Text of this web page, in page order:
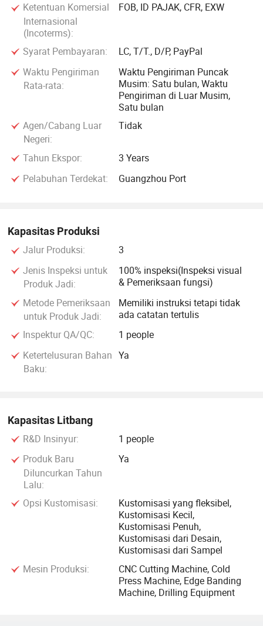
Ketentuan Komersial
Internasional
(Incoterms):
FOB, ID PAJAK, CFR, EXW
Syarat Pembayaran:
LC, T/T., D/P, PayPal
Waktu Pengiriman
Rata-rata:
Waktu Pengiriman Puncak
Musim: Satu bulan, Waktu
Pengiriman di Luar Musim,
Satu bulan
Agen/Cabang Luar
Negeri:
Tidak
Tahun Ekspor:
3 Years
Pelabuhan Terdekat:
Guangzhou Port
Kapasitas Produksi
Jalur Produksi:
3
Jenis Inspeksi untuk
Produk Jadi:
100% inspeksi(Inspeksi visual
& Pemeriksaan fungsi)
Metode Pemeriksaan
untuk Produk Jadi:
Memiliki instruksi tetapi tidak
ada catatan tertulis
Inspektur QA/QC:
1 people
Ketertelusuran Bahan
Baku:
Ya
Kapasitas Litbang
R&D Insinyur:
1 people
Produk Baru
Diluncurkan Tahun
Lalu:
Ya
Opsi Kustomisasi:
Kustomisasi yang fleksibel,
Kustomisasi Kecil,
Kustomisasi Penuh,
Kustomisasi dari Desain,
Kustomisasi dari Sampel
Mesin Produksi:
CNC Cutting Machine, Cold
Press Machine, Edge Banding
Machine, Drilling Equipment